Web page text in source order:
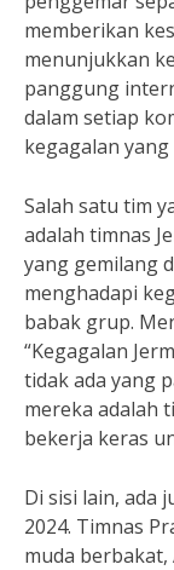
memberikan
menunjukkan
panggung
dalam setiap
kegagalan
Salah satu tim
adalah timnas
yang gemilang
menghadapi
babak grup.
“Kegagalan
tidak ada yang
mereka adalah
bekerja keras
Di sisi lain, ada
2024. Timnas
muda